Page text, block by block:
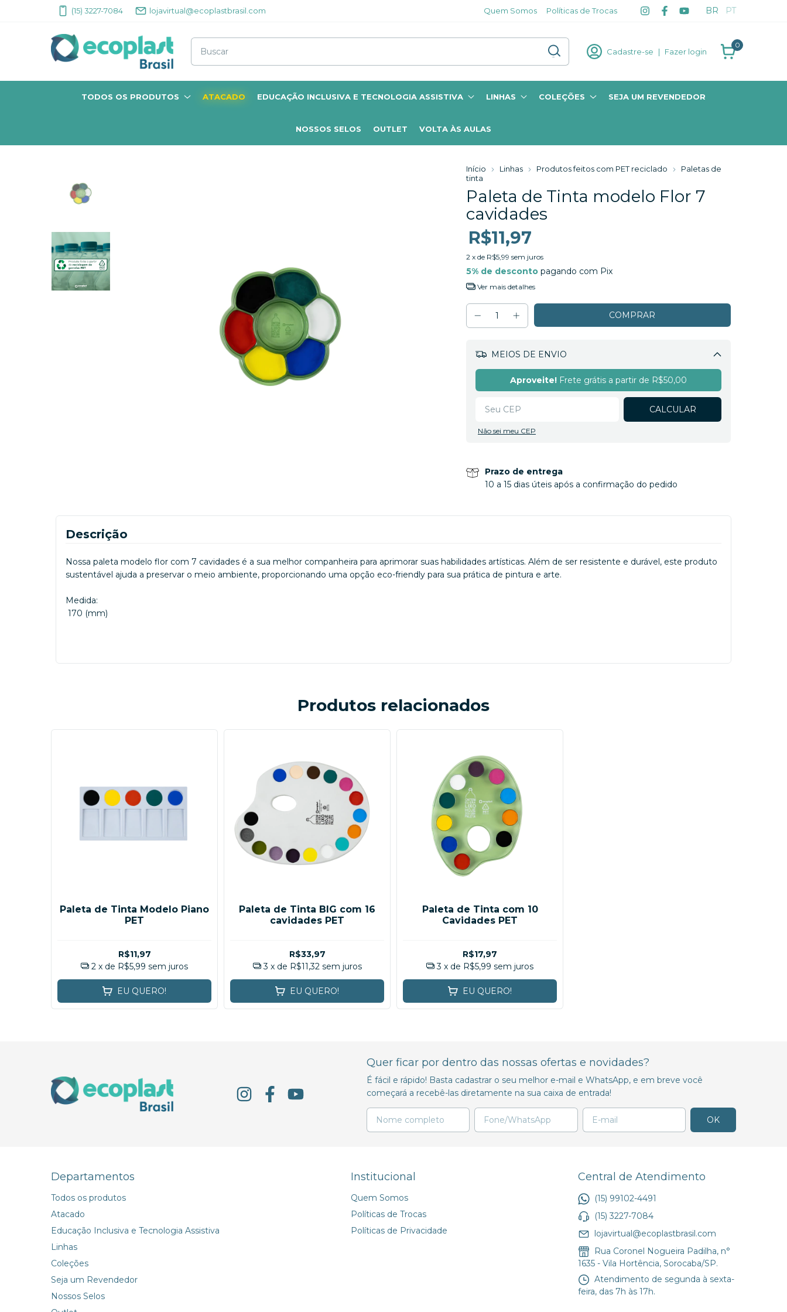
(15) 3227-7084 lojavirtual@ecoplastbrasil.com Quem Somos Políticas de Trocas BR PT
Cadastre-se | Fazer login
0
TODOS OS PRODUTOS ATACADO EDUCAÇÃO INCLUSIVA E TECNOLOGIA ASSISTIVA LINHAS COLEÇÕES SEJA UM REVENDEDOR
NOSSOS SELOS OUTLET VOLTA ÀS AULAS
Início Linhas Produtos feitos com PET reciclado
Paletas de
tinta
Paleta de Tinta modelo Flor 7
cavidades
R$11,97
2 x de R$5,99 sem juros
5% de desconto pagando com Pix
Ver mais detalhes
MEIOS DE ENVIO
Aproveite! Frete grátis a partir de R$50,00
CALCULAR
Não sei meu CEP
Prazo de entrega
10 a 15 dias úteis após a confirmação do pedido
Descrição
Nossa paleta modelo flor com 7 cavidades é a sua melhor companheira para aprimorar suas habilidades artísticas. Além de ser resistente e durável, este produto
sustentável ajuda a preservar o meio ambiente, proporcionando uma opção eco-friendly para sua prática de pintura e arte.
Medida:
170 (mm)
Produtos relacionados
Paleta de Tinta Modelo Piano
PET
R$11,97
2 x de R$5,99 sem juros
EU QUERO!
Paleta de Tinta BIG com 16
cavidades PET
R$33,97
3 x de R$11,32 sem juros
EU QUERO!
Paleta de Tinta com 10
Cavidades PET
R$17,97
3 x de R$5,99 sem juros
EU QUERO!
Quer ficar por dentro das nossas ofertas e novidades?
É fácil e rápido! Basta cadastrar o seu melhor e-mail e WhatsApp, e em breve você
começará a recebê-las diretamente na sua caixa de entrada!
Departamentos
Todos os produtos
Atacado
Educação Inclusiva e Tecnologia Assistiva
Linhas
Coleções
Seja um Revendedor
Nossos Selos
Institucional
Quem Somos
Políticas de Trocas
Políticas de Privacidade
Central de Atendimento
(15) 99102-4491
(15) 3227-7084
lojavirtual@ecoplastbrasil.com
Rua Coronel Nogueira Padilha, n°
1635 - Vila Hortência, Sorocaba/SP.
Atendimento de segunda à sexta-
feira, das 7h às 17h.